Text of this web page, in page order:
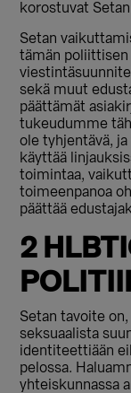
korostuvat
Setan
tämän
sekä muut
päättämät
tukeudumme
ole tyhjentävä,
käyttää
toimintaa,
toimeenpanoa
päättää
2
Setan tavoite
seksuaalista
identiteettiään
pelossa.
yhteiskunnassa